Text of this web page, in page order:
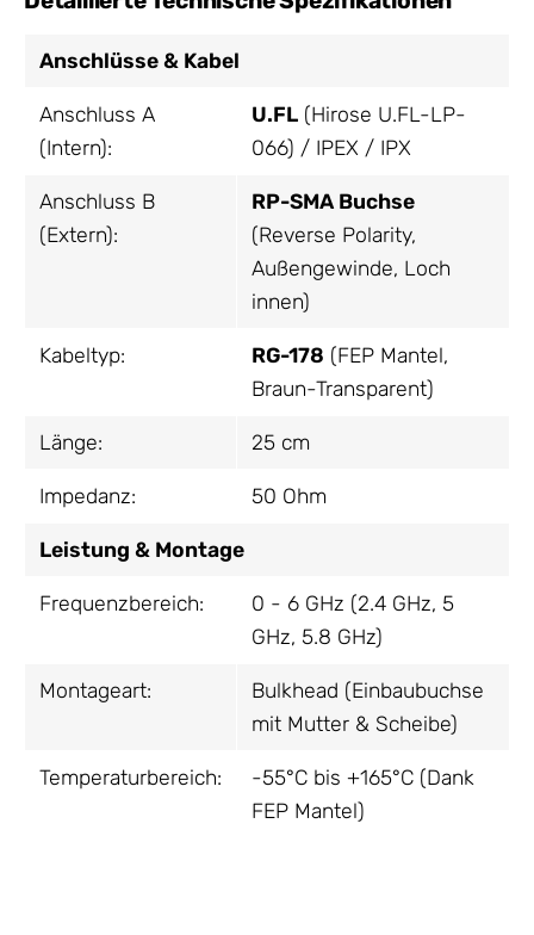
Anschlüsse & Kabel
Anschluss A
(Intern):
U.FL (Hirose U.FL-LP-
066) / IPEX / IPX
Anschluss B
(Extern):
RP-SMA Buchse
(Reverse Polarity,
Außengewinde, Loch
innen)
Kabeltyp: RG-178 (FEP Mantel,
Braun-Transparent)
Länge: 25 cm
Impedanz: 50 Ohm
Leistung & Montage
Frequenzbereich:
0 - 6 GHz (2.4 GHz, 5
GHz, 5.8 GHz)
Montageart:
Bulkhead (Einbaubuchse
mit Mutter & Scheibe)
Temperaturbereich:
-55°C bis +165°C (Dank
FEP Mantel)